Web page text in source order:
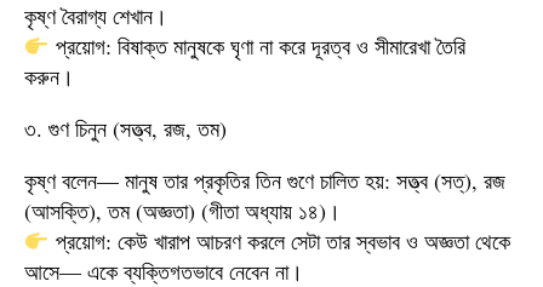
কৃষ্ণ বৈরাগ্য শেখান।
প্রয়োগ: বিষাক্ত মানুষকে ঘৃণা না করে দূরত্ব ও সীমারেখা তৈরি
করুন।
৩. গুণ চিনুন (সত্ত্ব, রজ, তম)
কৃষ্ণ বলেন— মানুষ তার প্রকৃতির তিন গুণে চালিত হয়: সত্ত্ব (সত্‌), রজ
(আসক্তি), তম (অজ্ঞতা) (গীতা অধ্যায় ১৪)।
প্রয়োগ: কেউ খারাপ আচরণ করলে সেটা তার স্বভাব ও অজ্ঞতা থেকে
আসে— একে ব্যক্তিগতভাবে নেবেন না।